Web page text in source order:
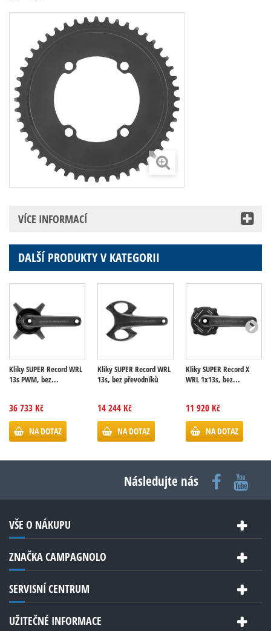
VÍCE INFORMACÍ
DALŠÍ PRODUKTY V KATEGORII
Kliky SUPER Record WRL
13s PWM, bez...
36 733 Kč
NA DOTAZ
Kliky SUPER Record WRL
13s, bez převodníků
14 244 Kč
NA DOTAZ
Kliky SUPER Record X
WRL 1x13s, bez...
11 920 Kč
NA DOTAZ
Následujte nás
VŠE O NÁKUPU
ZNAČKA CAMPAGNOLO
SERVISNÍ CENTRUM
UŽITEČNÉ INFORMACE